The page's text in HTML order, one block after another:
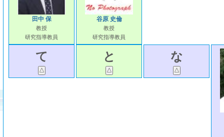
田中 保
教授
研究指導教員
谷原 史倫
教授
研究指導教員
て と な